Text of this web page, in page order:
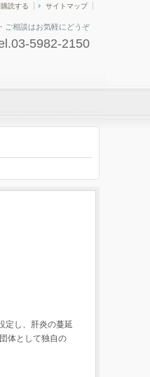
ご相談はお気軽にどうぞ
5982-2150
読する サイトマップ
定し、肝炎の蔓延
体として独自の